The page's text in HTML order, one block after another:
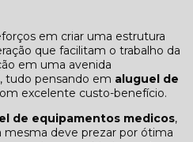
em criar uma estrutura
que facilitam o trabalho da
em uma avenida
tudo pensando em aluguel de
excelente custo-benefício.
de equipamentos medicos,
mesma deve prezar por ótima